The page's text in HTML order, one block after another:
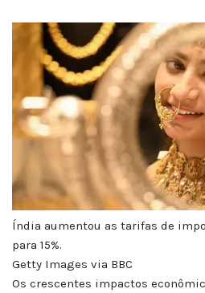
Índia aumentou as tarifas de
para 15%.
Getty Images via BBC
Os crescentes impactos